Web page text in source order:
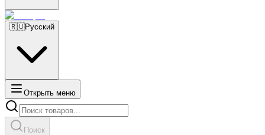
🇷🇺Русский
Открыть меню
Поиск